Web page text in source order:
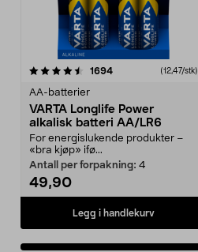
1694anmeldelser(12,47/stk)
AA-batterier
VARTA Longlife Power
alkalisk batteri AA/LR6
For energislukende produkter –
«bra kjøp» ifø...
Antall per forpakning: 4
49,90
Legg i handlekurv
4.5av 5 stjerner